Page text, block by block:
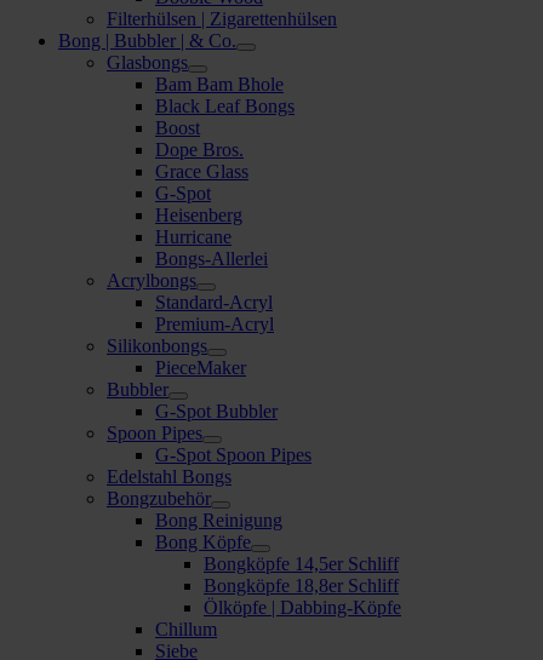
Filterhülsen | Zigarettenhülsen
Bong | Bubbler | & Co.
Glasbongs
Bam Bam Bhole
Black Leaf Bongs
Boost
Dope Bros.
Grace Glass
G-Spot
Heisenberg
Hurricane
Bongs-Allerlei
Acrylbongs
Standard-Acryl
Premium-Acryl
Silikonbongs
PieceMaker
Bubbler
G-Spot Bubbler
Spoon Pipes
G-Spot Spoon Pipes
Edelstahl Bongs
Bongzubehör
Bong Reinigung
Bong Köpfe
Bongköpfe 14,5er Schliff
Bongköpfe 18,8er Schliff
Ölköpfe | Dabbing-Köpfe
Chillum
Siebe